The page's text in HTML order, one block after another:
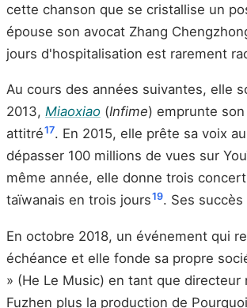
cette chanson que se cristallise un
épouse son avocat Zhang
jours d'hospitalisation est rarement
Au cours des années suivantes, elle
2013, Miaoxiao (Infime) emprunte
attitré17. En 2015, elle prête sa voix
dépasser 100 millions de vues sur
même année, elle donne trois
taïwanais en trois jours19. Ses
En octobre 2018, un événement qui
échéance et elle fonde sa propre
» (He Le Music) en tant que
Fuzhen plus la production de